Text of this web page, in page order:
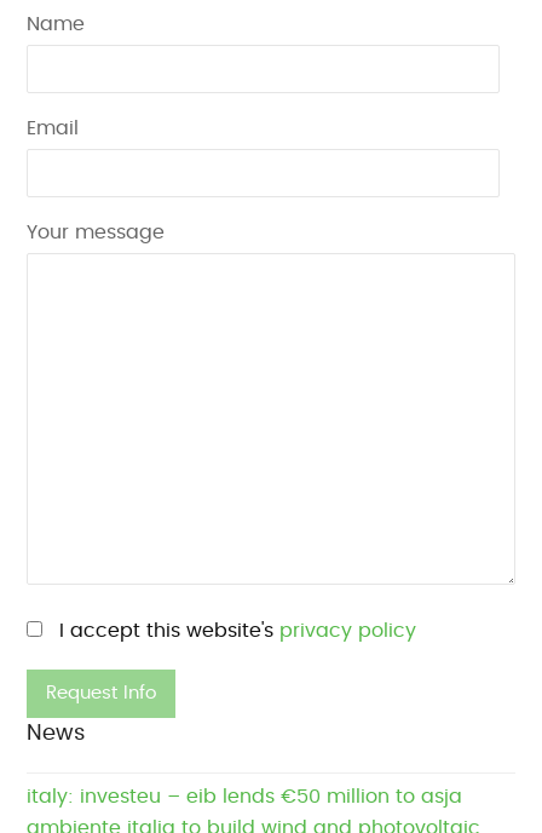
Name
Email
Your message
Please leave this field empty.
I accept this website's privacy policy
News
italy: investeu – eib lends €50 million to asja
ambiente italia to build wind and photovoltaic